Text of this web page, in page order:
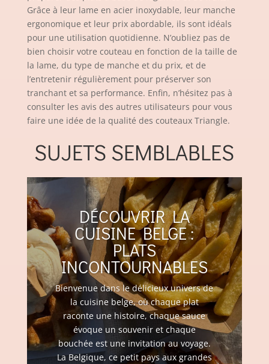
Grâce à leur lame en acier inoxydable, leur manche
ergonomique et leur prix abordable, ils sont idéals
pour une utilisation quotidienne. N’oubliez pas de
bien choisir votre couteau en fonction de la taille de
la lame, du type de manche et du prix, et de
l’entretenir régulièrement pour préserver son
tranchant et sa performance. Enfin, n’hésitez pas à
consulter les avis des autres utilisateurs pour vous
faire une idée de la qualité des couteaux Triangle.
SUJETS SEMBLABLES
DÉCOUVRIR LA
CUISINE BELGE :
PLATS
INCONTOURNABLES
Bienvenue dans le délicieux univers de
la cuisine belge, où chaque plat
raconte une histoire, chaque sauce
évoque un souvenir et chaque
bouchée est une invitation au voyage.
La Belgique, ce petit pays aux grandes